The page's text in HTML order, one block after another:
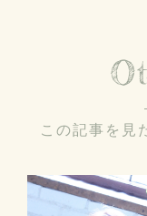
この記事を見